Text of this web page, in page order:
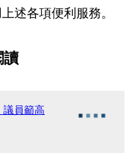
述各項便利服務。
讀
員籲高